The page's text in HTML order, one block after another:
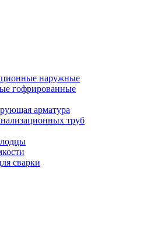
наружные
гофрированные
арматура
труб
сварки